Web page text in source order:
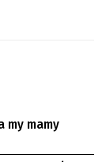
my mamy